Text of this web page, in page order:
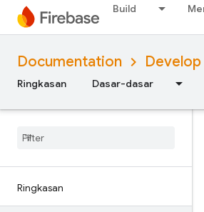
Build
Documentation
Ringkasan Dasar-dasar
Ringkasan